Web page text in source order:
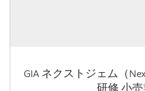
GIA ネクストジェム（
研修 小